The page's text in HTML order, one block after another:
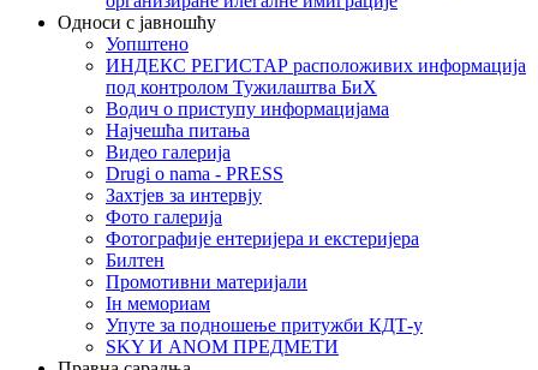
Односи с јавношћу
Уопштено
ИНДЕКС РЕГИСТАР расположивих информација
под контролом Тужилаштва БиХ
Водич о приступу информацијама
Најчешћа питања
Видео галерија
Drugi o nama - PRESS
Захтјев за интервју
Фото галерија
Фотографије ентеријера и екстеријера
Билтен
Промотивни материјали
Iн мемориам
Упуте за подношење притужби КДТ-у
SKY И ANOM ПРЕДМЕТИ